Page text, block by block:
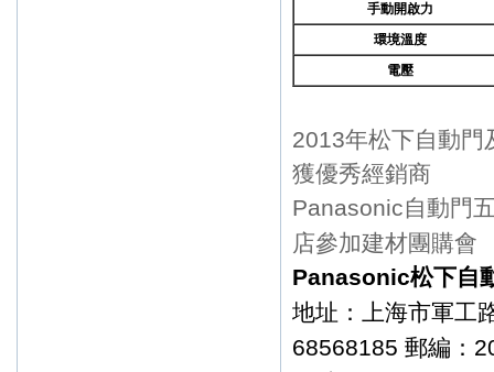
手動開啟力
環境溫度
電壓
2013年松下自動門
獲優秀經銷商
Panasonic自動門
店參加建材團購會
Panasonic松下自
地址：上海市軍工
68568185 郵編：